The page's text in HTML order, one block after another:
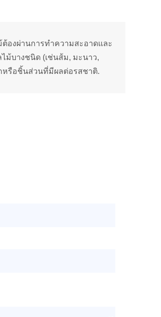
องผ่านการทำความสะอาดและ
ม้บางชนิด (เช่นส้ม, มะนาว,
หรือชิ้นส่วนที่มีผลต่อรสชาติ.